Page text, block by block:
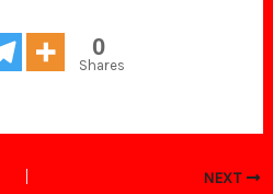
0
Shares
NEXT